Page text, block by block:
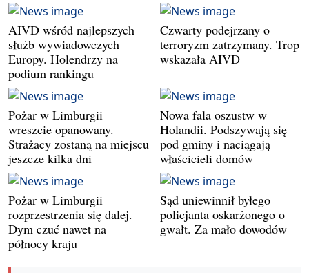
AIVD wśród najlepszych
służb wywiadowczych
Europy. Holendrzy na
podium rankingu
Czwarty podejrzany o
terroryzm zatrzymany. Trop
wskazała AIVD
Pożar w Limburgii
wreszcie opanowany.
Strażacy zostaną na miejscu
jeszcze kilka dni
Nowa fala oszustw w
Holandii. Podszywają się
pod gminy i naciągają
właścicieli domów
Pożar w Limburgii
rozprzestrzenia się dalej.
Dym czuć nawet na
północy kraju
Sąd uniewinnił byłego
policjanta oskarżonego o
gwałt. Za mało dowodów